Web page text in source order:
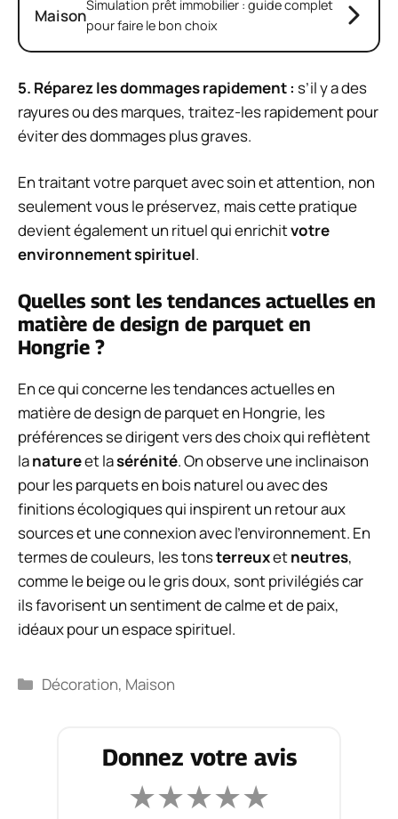
MaisonSimulation prêt immobilier : guide complet
pour faire le bon choix
5. Réparez les dommages rapidement: s’il y a des
rayures ou des marques, traitez-les rapidement pour
éviter des dommages plus graves.
En traitant votre parquet avec soin et attention, non
seulement vous le préservez, mais cette pratique
devient également un rituel qui enrichitvotre
environnement spirituel.
Quelles sont les tendances actuelles en
matière de design de parquet en
Hongrie ?
En ce qui concerne les tendances actuelles en
matière de design de parquet en Hongrie, les
préférences se dirigent vers des choix qui reflètent
lanatureet lasérénité. On observe une inclinaison
pour les parquets en bois naturel ou avec des
finitions écologiques qui inspirent un retour aux
sources et une connexion avec l’environnement. En
termes de couleurs, les tonsterreuxetneutres,
comme le beige ou le gris doux, sont privilégiés car
ils favorisent un sentiment de calme et de paix,
idéaux pour un espace spirituel.
Catégories
Décoration, Maison
Donnez votre avis
★★★★★